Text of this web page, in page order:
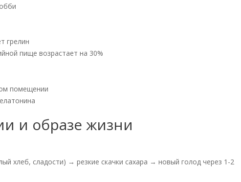
грелин
пище возрастает на 30%
помещении
и образе жизни
хлеб, сладости) → резкие скачки сахара → новый голод через 1-2